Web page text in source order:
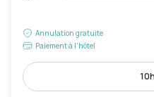
Annulation gratuite
Paiement à l'hôtel